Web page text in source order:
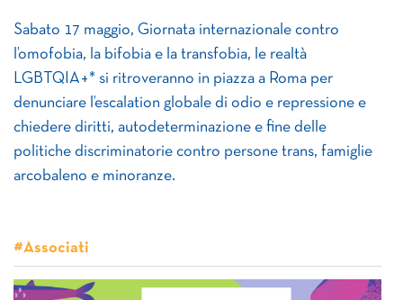
Sabato 17 maggio, Giornata internazionale contro
l’omofobia, la bifobia e la transfobia, le realtà
LGBTQIA+* si ritroveranno in piazza a Roma per
denunciare l’escalation globale di odio e repressione e
chiedere diritti, autodeterminazione e fine delle
politiche discriminatorie contro persone trans, famiglie
arcobaleno e minoranze.
#Associati